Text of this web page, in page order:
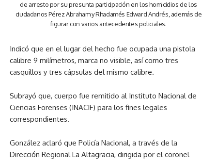
de arresto por su presunta participación en los homicidios de los
ciudadanos Pérez Abraham y Rhadamés Edward Andrés, además de
figurar con varios antecedentes policiales.
Indicó que en el lugar del hecho fue ocupada una pistola
calibre 9 milímetros, marca no visible, así como tres
casquillos y tres cápsulas del mismo calibre.
Subrayó que, cuerpo fue remitido al Instituto Nacional de
Ciencias Forenses (INACIF) para los fines legales
correspondientes.
González aclaró que Policía Nacional, a través de la
Dirección Regional La Altagracia, dirigida por el coronel